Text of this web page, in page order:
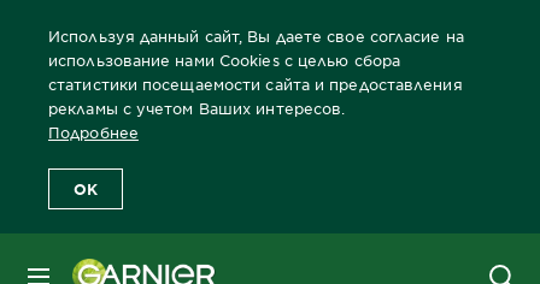
Используя данный сайт, Вы даете свое согласие на
использование нами Cookies с целью сбора
статистики посещаемости сайта и предоставления
рекламы с учетом Ваших интересов.
Подробнее
OK
МЕНЮ
Главная Волосы